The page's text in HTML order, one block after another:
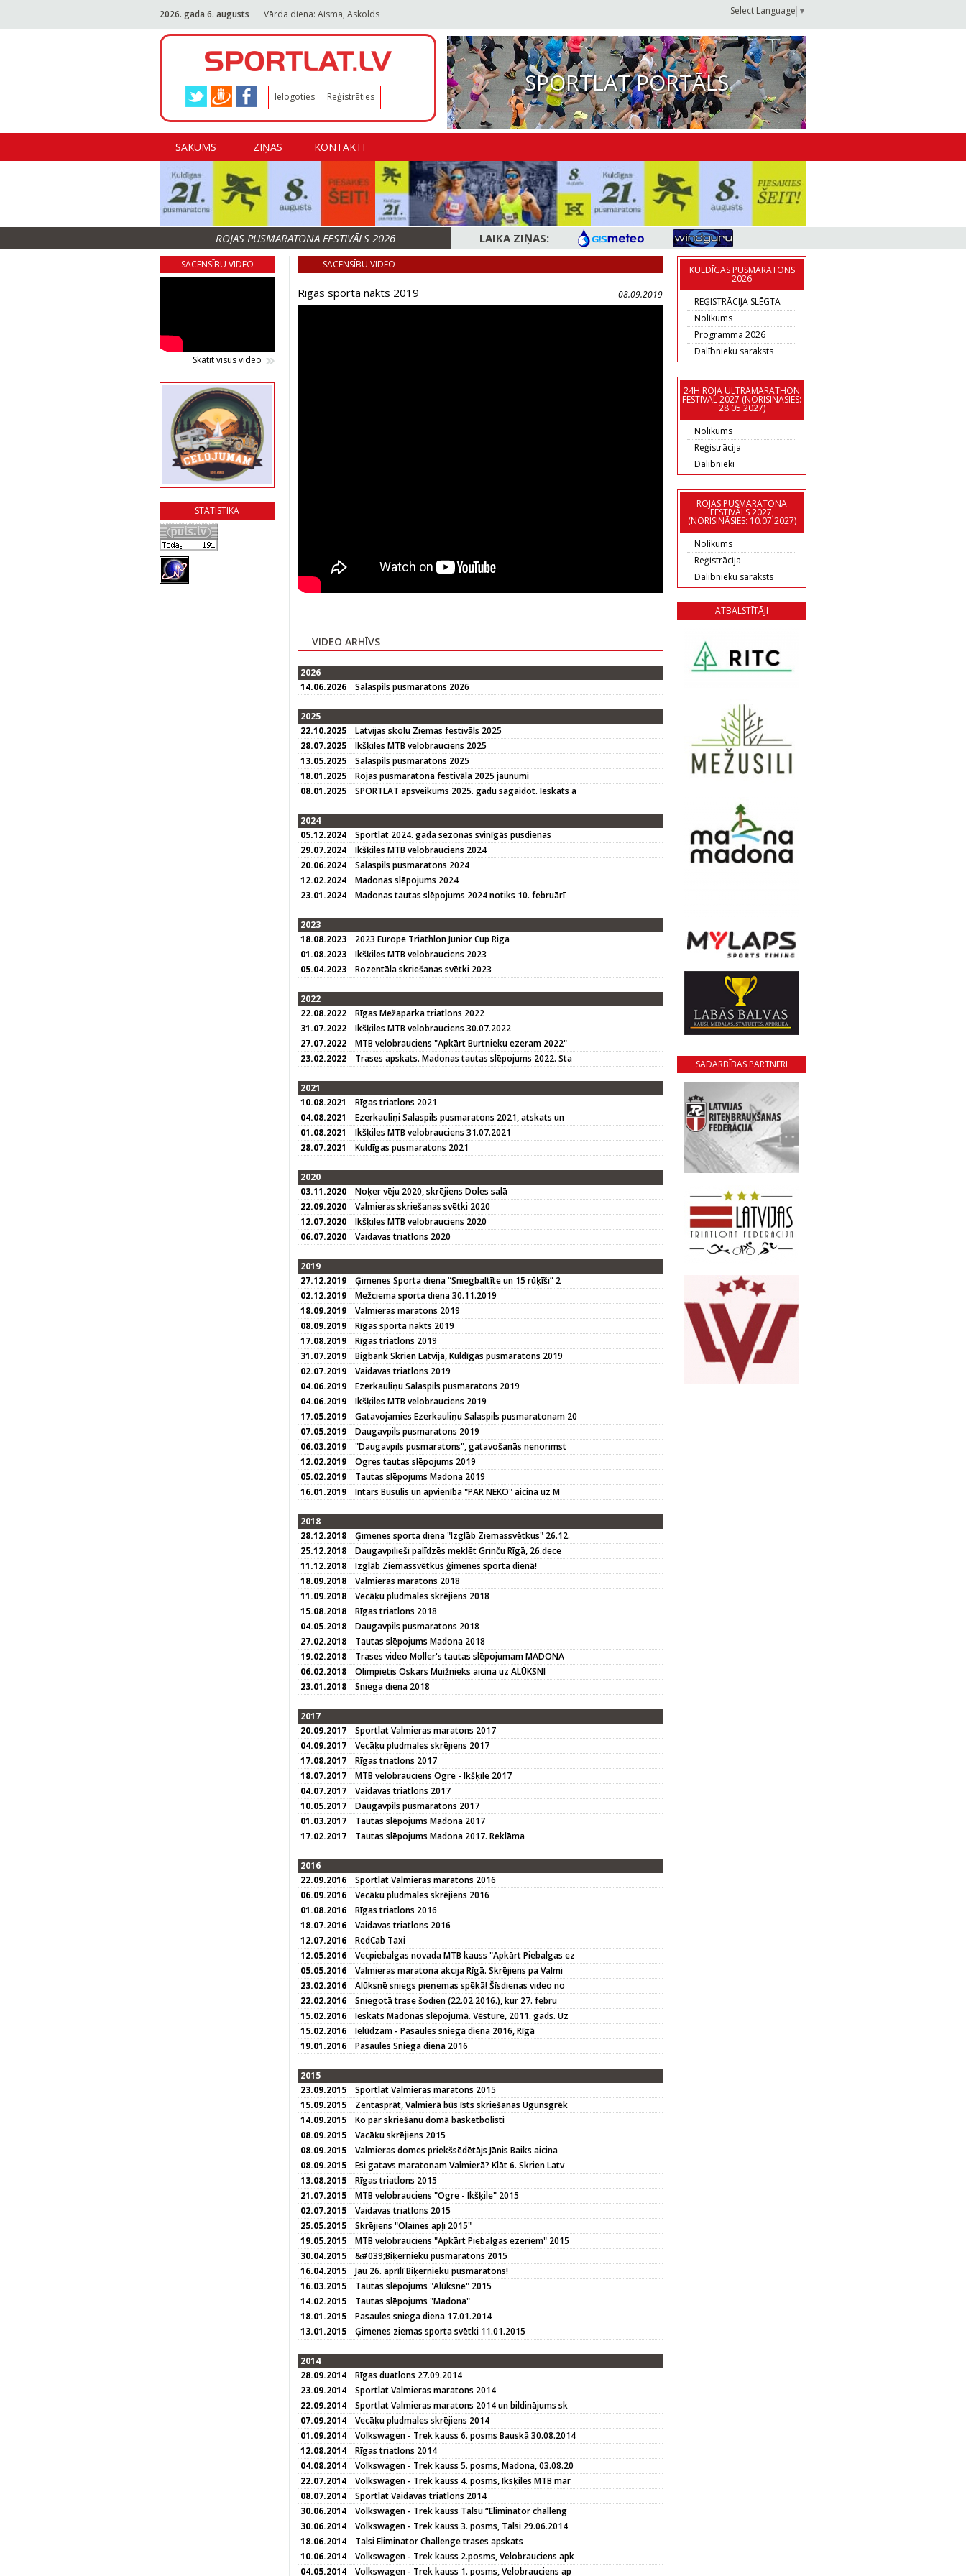
2026. gada 6. augusts Vārda diena: Aisma, Askolds Select Language ▼
Ielogoties Reģistrēties SPORTLAT PORTĀLS
SĀKUMS ZIŅAS KONTAKTI
ROJAS PUSMARATONA FESTIVĀLS 2026 LAIKA ZIŅAS:
SACENSĪBU VIDEO
Skatīt visus video
STATISTIKA
SACENSĪBU VIDEO
Rīgas sporta nakts 2019 08.09.2019
VIDEO ARHĪVS
2026
14.06.2026
Salaspils pusmaratons 2026
2025
22.10.2025
Latvijas skolu Ziemas festivāls 2025
28.07.2025
Ikšķiles MTB velobrauciens 2025
13.05.2025
Salaspils pusmaratons 2025
18.01.2025
Rojas pusmaratona festivāla 2025 jaunumi
08.01.2025
SPORTLAT apsveikums 2025. gadu sagaidot. Ieskats a
2024
05.12.2024
Sportlat 2024. gada sezonas svinīgās pusdienas
29.07.2024
Ikšķiles MTB velobrauciens 2024
20.06.2024
Salaspils pusmaratons 2024
12.02.2024
Madonas slēpojums 2024
23.01.2024
Madonas tautas slēpojums 2024 notiks 10. februārī
2023
18.08.2023
2023 Europe Triathlon Junior Cup Riga
01.08.2023
Ikšķiles MTB velobrauciens 2023
05.04.2023
Rozentāla skriešanas svētki 2023
2022
22.08.2022
Rīgas Mežaparka triatlons 2022
31.07.2022
Ikšķiles MTB velobrauciens 30.07.2022
27.07.2022
MTB velobrauciens "Apkārt Burtnieku ezeram 2022"
23.02.2022
Trases apskats. Madonas tautas slēpojums 2022. Sta
2021
10.08.2021
Rīgas triatlons 2021
04.08.2021
Ezerkauliņi Salaspils pusmaratons 2021, atskats un
01.08.2021
Ikšķiles MTB velobrauciens 31.07.2021
28.07.2021
Kuldīgas pusmaratons 2021
2020
03.11.2020
Noķer vēju 2020, skrējiens Doles salā
22.09.2020
Valmieras skriešanas svētki 2020
12.07.2020
Ikšķiles MTB velobrauciens 2020
06.07.2020
Vaidavas triatlons 2020
2019
27.12.2019
Ģimenes Sporta diena “Sniegbaltīte un 15 rūķīši” 2
02.12.2019
Mežciema sporta diena 30.11.2019
18.09.2019
Valmieras maratons 2019
08.09.2019
Rīgas sporta nakts 2019
17.08.2019
Rīgas triatlons 2019
31.07.2019
Bigbank Skrien Latvija, Kuldīgas pusmaratons 2019
02.07.2019
Vaidavas triatlons 2019
04.06.2019
Ezerkauliņu Salaspils pusmaratons 2019
04.06.2019
Ikšķiles MTB velobrauciens 2019
17.05.2019
Gatavojamies Ezerkauliņu Salaspils pusmaratonam 20
07.05.2019
Daugavpils pusmaratons 2019
06.03.2019
"Daugavpils pusmaratons", gatavošanās nenorimst
12.02.2019
Ogres tautas slēpojums 2019
05.02.2019
Tautas slēpojums Madona 2019
16.01.2019
Intars Busulis un apvienība "PAR NEKO" aicina uz M
2018
28.12.2018
Ģimenes sporta diena "Izglāb Ziemassvētkus" 26.12.
25.12.2018
Daugavpilieši palīdzēs meklēt Grinču Rīgā, 26.dece
11.12.2018
Izglāb Ziemassvētkus ģimenes sporta dienā!
18.09.2018
Valmieras maratons 2018
11.09.2018
Vecāķu pludmales skrējiens 2018
15.08.2018
Rīgas triatlons 2018
04.05.2018
Daugavpils pusmaratons 2018
27.02.2018
Tautas slēpojums Madona 2018
19.02.2018
Trases video Moller's tautas slēpojumam MADONA
06.02.2018
Olimpietis Oskars Muižnieks aicina uz ALŪKSNI
23.01.2018
Sniega diena 2018
2017
20.09.2017
Sportlat Valmieras maratons 2017
04.09.2017
Vecāķu pludmales skrējiens 2017
17.08.2017
Rīgas triatlons 2017
18.07.2017
MTB velobrauciens Ogre - Ikšķile 2017
04.07.2017
Vaidavas triatlons 2017
10.05.2017
Daugavpils pusmaratons 2017
01.03.2017
Tautas slēpojums Madona 2017
17.02.2017
Tautas slēpojums Madona 2017. Reklāma
2016
22.09.2016
Sportlat Valmieras maratons 2016
06.09.2016
Vecāķu pludmales skrējiens 2016
01.08.2016
Rīgas triatlons 2016
18.07.2016
Vaidavas triatlons 2016
12.07.2016
RedCab Taxi
12.05.2016
Vecpiebalgas novada MTB kauss "Apkārt Piebalgas ez
05.05.2016
Valmieras maratona akcija Rīgā. Skrējiens pa Valmi
23.02.2016
Alūksnē sniegs pieņemas spēkā! Šīsdienas video no
22.02.2016
Sniegotā trase šodien (22.02.2016.), kur 27. febru
15.02.2016
Ieskats Madonas slēpojumā. Vēsture, 2011. gads. Uz
15.02.2016
Ielūdzam - Pasaules sniega diena 2016, Rīgā
19.01.2016
Pasaules Sniega diena 2016
2015
23.09.2015
Sportlat Valmieras maratons 2015
15.09.2015
Zentasprāt, Valmierā būs īsts skriešanas Ugunsgrēk
14.09.2015
Ko par skriešanu domā basketbolisti
08.09.2015
Vacāķu skrējiens 2015
08.09.2015
Valmieras domes priekšsēdētājs Jānis Baiks aicina
08.09.2015
Esi gatavs maratonam Valmierā? Klāt 6. Skrien Latv
13.08.2015
Rīgas triatlons 2015
21.07.2015
MTB velobrauciens "Ogre - Ikšķile" 2015
02.07.2015
Vaidavas triatlons 2015
25.05.2015
Skrējiens "Olaines apļi 2015"
19.05.2015
MTB velobrauciens "Apkārt Piebalgas ezeriem" 2015
30.04.2015
&#039;Biķernieku pusmaratons 2015
16.04.2015
Jau 26. aprīlī Biķernieku pusmaratons!
16.03.2015
Tautas slēpojums "Alūksne" 2015
14.02.2015
Tautas slēpojums "Madona"
18.01.2015
Pasaules sniega diena 17.01.2014
13.01.2015
Ģimenes ziemas sporta svētki 11.01.2015
2014
28.09.2014
Rīgas duatlons 27.09.2014
23.09.2014
Sportlat Valmieras maratons 2014
22.09.2014
Sportlat Valmieras maratons 2014 un bildinājums sk
07.09.2014
Vecāķu pludmales skrējiens 2014
01.09.2014
Volkswagen - Trek kauss 6. posms Bauskā 30.08.2014
12.08.2014
Rīgas triatlons 2014
04.08.2014
Volkswagen - Trek kauss 5. posms, Madona, 03.08.20
22.07.2014
Volkswagen - Trek kauss 4. posms, Iksķiles MTB mar
08.07.2014
Sportlat Vaidavas triatlons 2014
30.06.2014
Volkswagen - Trek kauss Talsu “Eliminator challeng
30.06.2014
Volkswagen - Trek kauss 3. posms, Talsi 29.06.2014
18.06.2014
Talsi Eliminator Challenge trases apskats
10.06.2014
Volkswagen - Trek kauss 2.posms, Velobrauciens apk
04.05.2014
Volkswagen - Trek kauss 1. posms, Velobrauciens ap
KULDĪGAS PUSMARATONS
2026
REĢISTRĀCIJA SLĒGTA
Nolikums
Programma 2026
Dalībnieku saraksts
24H ROJA ULTRAMARATHON
FESTIVAL 2027 (NORISINĀSIES:
28.05.2027)
Nolikums
Reģistrācija
Dalībnieki
ROJAS PUSMARATONA
FESTIVĀLS 2027,
(NORISINĀSIES: 10.07.2027)
Nolikums
Reģistrācija
Dalībnieku saraksts
ATBALSTĪTĀJI
SADARBĪBAS PARTNERI